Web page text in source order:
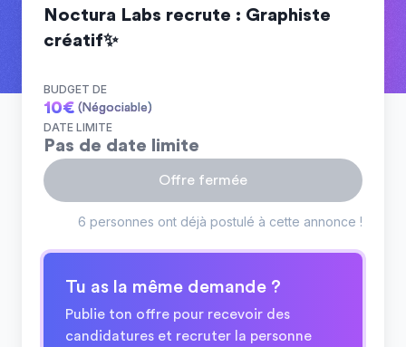
Noctura Labs recrute : Graphiste
créatif✨
BUDGET DE
10€ (Négociable)
DATE LIMITE
Pas de date limite
Offre fermée
6 personnes ont déjà postulé à cette annonce !
Tu as la même demande ?
Publie ton offre pour recevoir des
candidatures et recruter la personne